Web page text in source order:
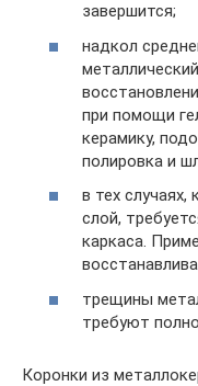
завершится;
надкол
при помощи
керамику,
полировка и
в тех
слой,
каркаса.
трещины
требуют
Коронки из